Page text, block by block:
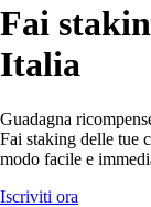
Fai
Italia
Guadagna
Fai staking delle tue
modo facile e
Iscriviti ora